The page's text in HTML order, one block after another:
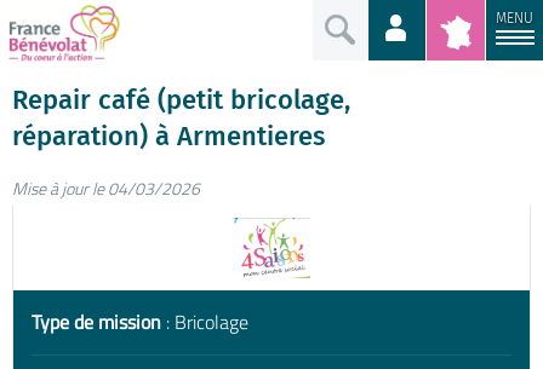
MENU
Repair café (petit bricolage,
réparation) à Armentieres
Mise à jour le 04/03/2026
Type de mission : Bricolage